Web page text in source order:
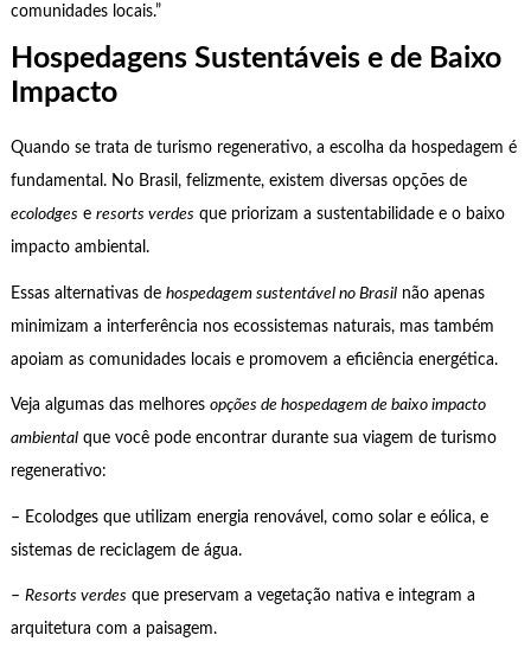
comunidades locais.”
Hospedagens Sustentáveis e de Baixo
Impacto
Quando se trata de turismo regenerativo, a escolha da hospedagem é
fundamental. No Brasil, felizmente, existem diversas opções de
ecolodges e resorts verdes que priorizam a sustentabilidade e o baixo
impacto ambiental.
Essas alternativas de hospedagem sustentável no Brasilnão apenas
minimizam a interferência nos ecossistemas naturais, mas também
apoiam as comunidades locais e promovem a eficiência energética.
Veja algumas das melhores opções de hospedagem de baixo impacto
ambientalque você pode encontrar durante sua viagem de turismo
regenerativo:
– Ecolodges que utilizam energia renovável, como solar e eólica, e
sistemas de reciclagem de água.
– Resorts verdes que preservam a vegetação nativa e integram a
arquitetura com a paisagem.